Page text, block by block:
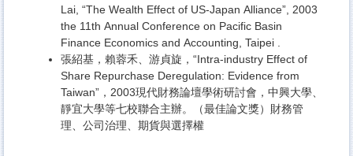
Lai, “The Wealth Effect of US-Japan Alliance”, 2003
the 11th Annual Conference on Pacific Basin
Finance Economics and Accounting, Taipei .
張紹基，賴蓉禾、游貞旋，“Intra-industry Effect of
Share Repurchase Deregulation: Evidence from
Taiwan”，2003現代財務論壇學術研討會，中興大學、
靜宜大學等七校聯合主辦。（最佳論文獎）財務管
理、公司治理、期貨與選擇權